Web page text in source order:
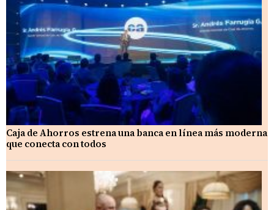
Caja de Ahorros estrena una banca en línea más moderna
que conecta con todos